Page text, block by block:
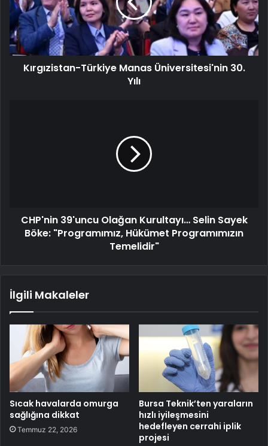
Kırgızistan-Türkiye Manas Üniversitesi'nin 30.
Yılı
CHP'nin 39'uncu Olağan Kurultayı… Selin Sayek
Böke: "Programımız, Hükümet Programımızın
Temelidir"
İlgili Makaleler
Sıcak havalarda omurga
sağlığına dikkat
Temmuz 22, 2026
Bursa Teknik’ten yaraların
hızlı iyileşmesini
hedefleyen cerrahi iplik
projesi